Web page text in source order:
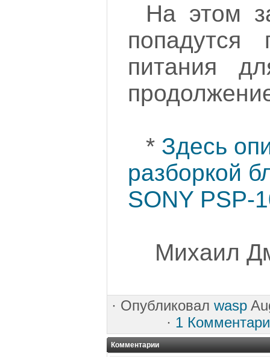
На этом
попадутся
питания
* Здесь
разборкой
SONY PSP-
Михаил
· Опубликовал wasp
· 1
Комментарии